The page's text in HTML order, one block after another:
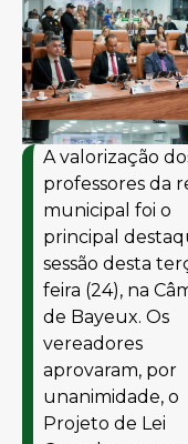
A valorização
professores da
municipal foi o
principal
sessão desta
feira (24), na
de Bayeux. Os
vereadores
aprovaram, por
unanimidade, o
Projeto de Lei